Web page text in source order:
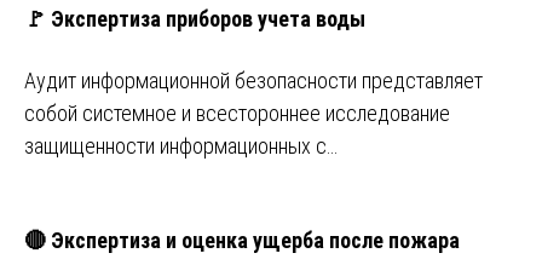
🚩 Экспертиза приборов учета воды
Аудит информационной безопасности представляет
собой системное и всестороннее исследование
защищенности информационных с…
🔴 Экспертиза и оценка ущерба после пожара